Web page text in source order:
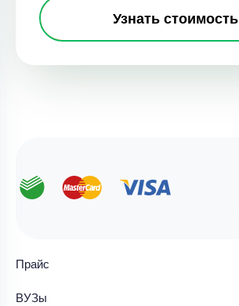
Узнать стоимость
Прайс
ВУЗы